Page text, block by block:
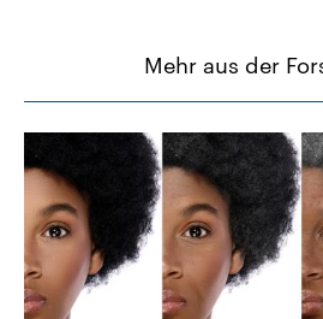
Mehr aus der